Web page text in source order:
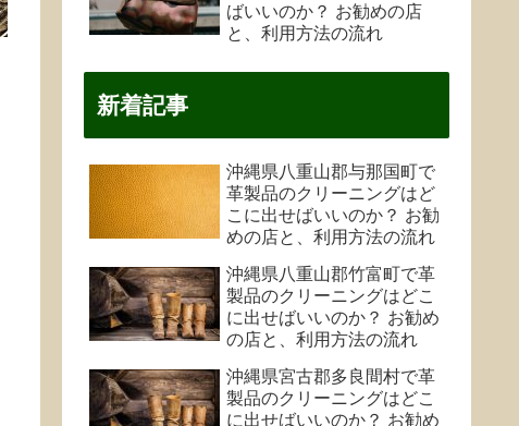
ばいいのか？ お勧めの店
と、利用方法の流れ
新着記事
沖縄県八重山郡与那国町で
革製品のクリーニングはど
こに出せばいいのか？ お勧
めの店と、利用方法の流れ
沖縄県八重山郡竹富町で革
製品のクリーニングはどこ
に出せばいいのか？ お勧め
の店と、利用方法の流れ
沖縄県宮古郡多良間村で革
製品のクリーニングはどこ
に出せばいいのか？ お勧め